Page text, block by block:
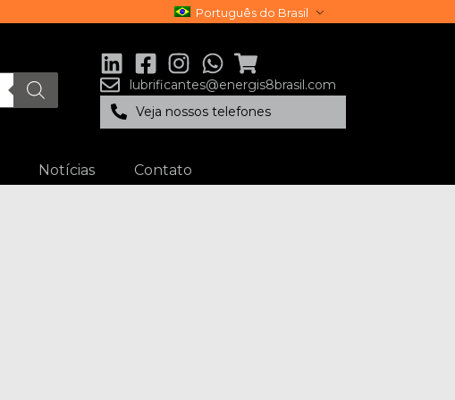
Português do Brasil
lubrificantes@energis8brasil.com
Veja nossos telefones
Notícias Contato